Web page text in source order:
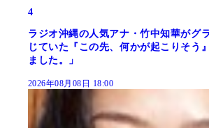
4
ラジオ沖縄の人気アナ・竹中知華がグ
じていた『この先、何かが起こりそう
ました。」
2026年08月08日 18:00